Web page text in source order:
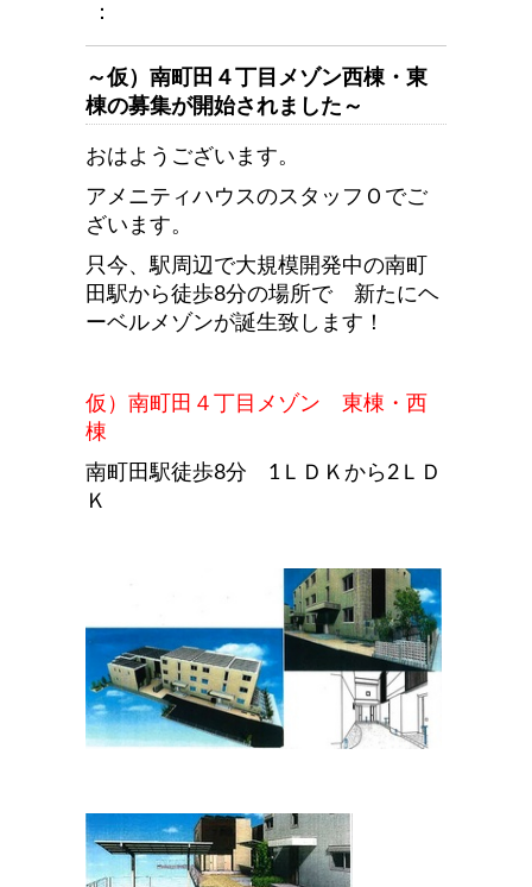
：
～仮）南町田４丁目メゾン西棟・東
棟の募集が開始されました～
おはようございます。
アメニティハウスのスタッフＯでご
ざいます。
只今、駅周辺で大規模開発中の南町
田駅から徒歩8分の場所で 新たにヘ
ーベルメゾンが誕生致します！
仮）南町田４丁目メゾン 東棟・西
棟
南町田駅徒歩8分 1ＬＤＫから2ＬＤ
Ｋ